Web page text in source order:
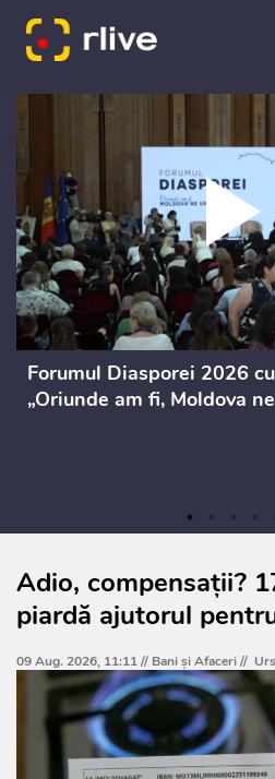
Forumul Diasporei 2026
„Oriunde am fi, Moldova
Adio, compensații?
piardă ajutorul
09 Aug. 2026, 11:11 // Bani și Afaceri//